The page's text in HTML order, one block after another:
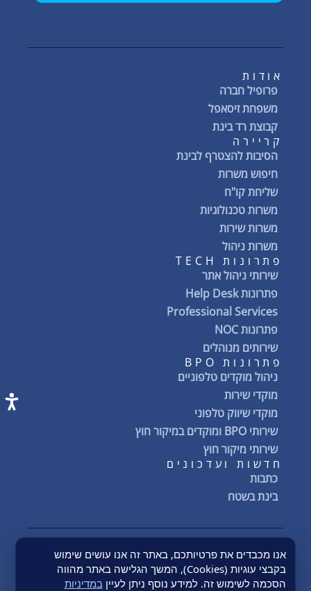
אודות
פרופיל חברה
משפחת זיסאפל
קבוצת רד בינת
קריירה
הסיבות להצטרף לבינת
חיפוש משרות
שליחת קו"ח
משרות טכנולוגיות
משרות שירות
משרות ניהול
פתרונות TECH
שירותי ניהול אתר
פתרונות Help Desk
Professional Services
פתרונות NOC
שירותים מנוהלים
פתרונות BPO
ניהול מוקדים טלפוניים
מוקדי שירות
מוקדי שיווק טלפוני
שירותי BPO ומוקדים במיקור חוץ
שירותי מיקור חוץ
חדשות ועדכונים
כתבות
בינת בשטח
Quality Policyמדיניות הפרטיותתנאי שימוש באתרהצהרת נגישות
תנאים כלליםTerms & Conditions
Conflict Minerals
© 2026 BYNET Semech | כל הזכויות שמורות
אנו מכבדים את פרטיותכם, באתר זה אנו עושים שימוש
בקבצי עוגיות (Cookies), המשך הגלישה באתר מהווה
הסכמה לשימוש זה. למידע נוסף ניתן לעייןבמדיניות